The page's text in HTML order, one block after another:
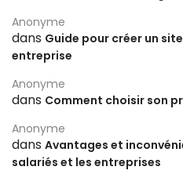
Anonyme
dans Guide pour créer un
entreprise
Anonyme
dans Comment choisir son
Anonyme
dans Avantages et
salariés et les entreprises